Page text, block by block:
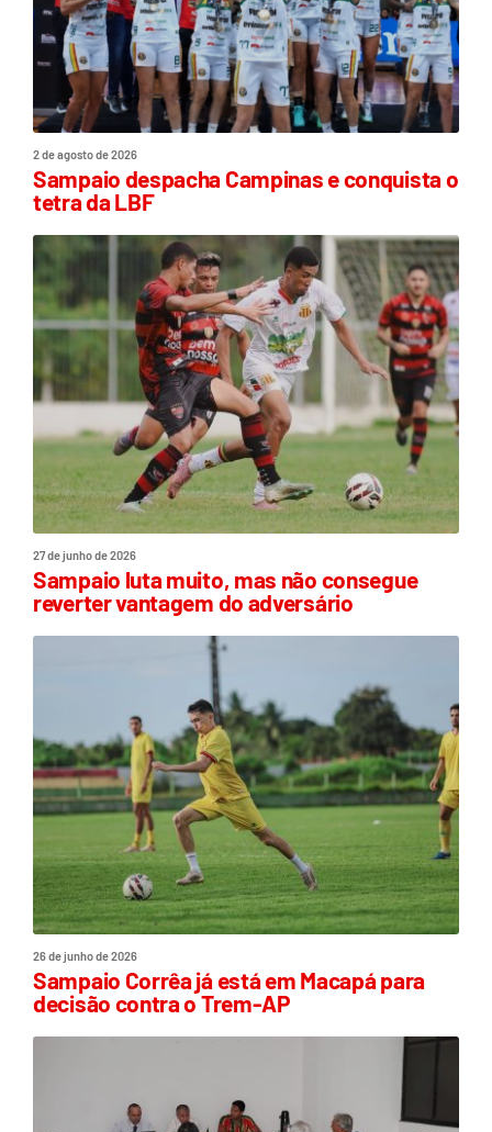
2 de agosto de 2026
Sampaio despacha Campinas e conquista o
tetra da LBF
27 de junho de 2026
Sampaio luta muito, mas não consegue
reverter vantagem do adversário
26 de junho de 2026
Sampaio Corrêa já está em Macapá para
decisão contra o Trem-AP